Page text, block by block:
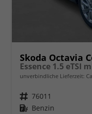
Skoda Octavia
Essence 1.5 eTSI
unverbindliche Lieferzeit:
Fahrzeugnr. 76011
Kraftstoff Benzin